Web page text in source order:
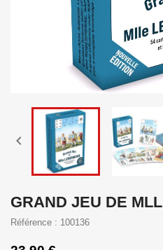

GRAND JEU DE
Référence : 100136